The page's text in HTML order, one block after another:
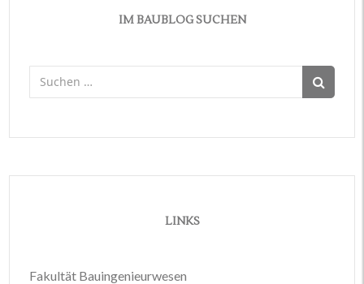
IM BAUBLOG SUCHEN
Suchen
nach:
LINKS
Fakultät Bauingenieurwesen